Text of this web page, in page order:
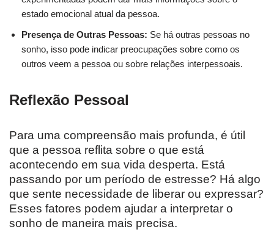
estado emocional atual da pessoa.
Presença de Outras Pessoas: Se há outras pessoas no
sonho, isso pode indicar preocupações sobre como os
outros veem a pessoa ou sobre relações interpessoais.
Reflexão Pessoal
Para uma compreensão mais profunda, é útil
que a pessoa reflita sobre o que está
acontecendo em sua vida desperta. Está
passando por um período de estresse? Há algo
que sente necessidade de liberar ou expressar?
Esses fatores podem ajudar a interpretar o
sonho de maneira mais precisa.